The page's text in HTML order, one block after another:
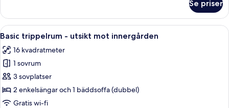
fyrbäddsrum
utsikt
floden
Se priser
Öppna
alla
foton
för
Basic
trippelrum
-
Basic trippelrum - utsikt mot
3
Basic trippelrum - utsikt mot innergården
16 kvadratmeter
1 sovrum
3 sovplatser
2 enkelsängar och 1 bäddsoffa (dubbel)
Gratis wi-fi